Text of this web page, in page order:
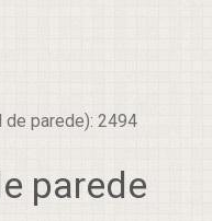
parede): 2494
parede